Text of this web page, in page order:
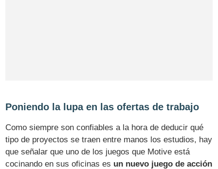
Poniendo la lupa en las ofertas de trabajo
Como siempre son confiables a la hora de deducir qué
tipo de proyectos se traen entre manos los estudios, hay
que señalar que uno de los juegos que Motive está
cocinando en sus oficinas es un nuevo juego de acción